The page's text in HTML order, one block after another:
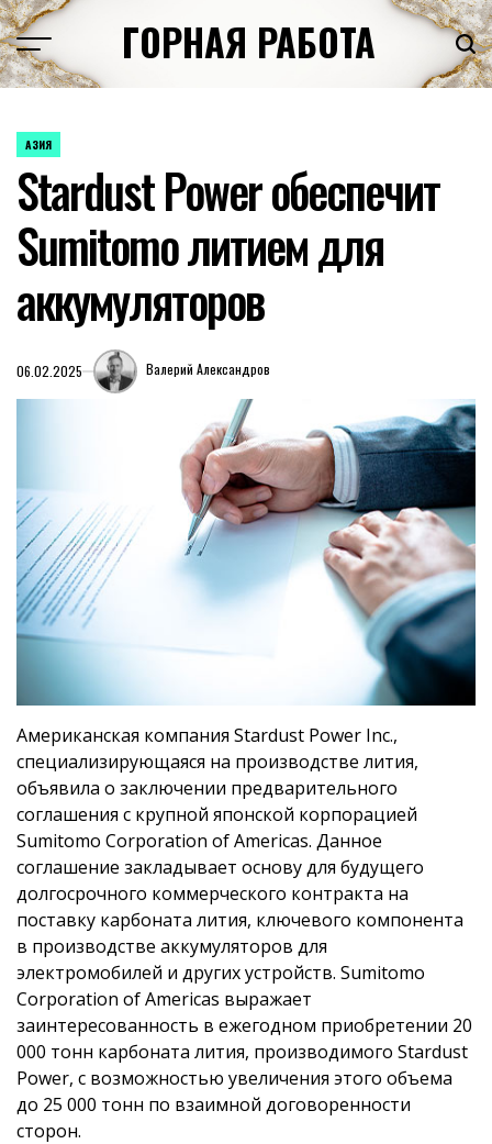
Перейти
к
содержимому
ГОРНАЯ РАБОТА
ОПУБЛИКОВАНО
АЗИЯ
Stardust Power обеспечит
Sumitomo литием для
аккумуляторов
06.02.2025 Валерий Александров
Американская компания Stardust Power Inc.,
специализирующаяся на производстве лития,
объявила о заключении предварительного
соглашения с крупной японской корпорацией
Sumitomo Corporation of Americas. Данное
соглашение закладывает основу для будущего
долгосрочного коммерческого контракта на
поставку карбоната лития, ключевого компонента
в производстве аккумуляторов для
электромобилей и других устройств. Sumitomo
Corporation of Americas выражает
заинтересованность в ежегодном приобретении 20
000 тонн карбоната лития, производимого Stardust
Power, с возможностью увеличения этого объема
до 25 000 тонн по взаимной договоренности
сторон.